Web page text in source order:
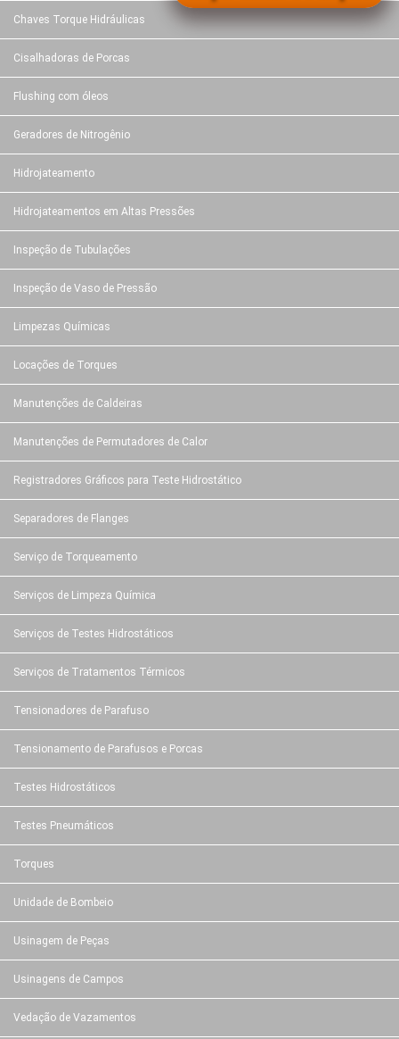
Chaves Torque Hidráulicas
Cisalhadoras de Porcas
Flushing com óleos
Geradores de Nitrogênio
Hidrojateamento
Hidrojateamentos em Altas Pressões
Inspeção de Tubulações
Inspeção de Vaso de Pressão
Limpezas Químicas
Locações de Torques
Manutenções de Caldeiras
Manutenções de Permutadores de Calor
Registradores Gráficos para Teste Hidrostático
Separadores de Flanges
Serviço de Torqueamento
Serviços de Limpeza Química
Serviços de Testes Hidrostáticos
Serviços de Tratamentos Térmicos
Tensionadores de Parafuso
Tensionamento de Parafusos e Porcas
Testes Hidrostáticos
Testes Pneumáticos
Torques
Unidade de Bombeio
Usinagem de Peças
Usinagens de Campos
Vedação de Vazamentos